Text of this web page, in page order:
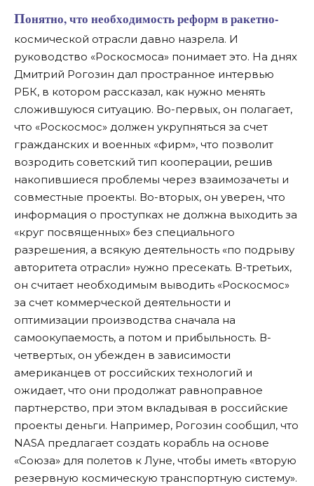
Понятно, что необходимость реформ в ракетно-
космической отрасли давно назрела. И
руководство «Роскосмоса» понимает это. На днях
Дмитрий Рогозин дал пространное интервью
РБК, в котором рассказал, как нужно менять
сложившуюся ситуацию. Во-первых, он полагает,
что «Роскосмос» должен укрупняться за счет
гражданских и военных «фирм», что позволит
возродить советский тип кооперации, решив
накопившиеся проблемы через взаимозачеты и
совместные проекты. Во-вторых, он уверен, что
информация о проступках не должна выходить за
«круг посвященных» без специального
разрешения, а всякую деятельность «по подрыву
авторитета отрасли» нужно пресекать. В-третьих,
он считает необходимым выводить «Роскосмос»
за счет коммерческой деятельности и
оптимизации производства сначала на
самоокупаемость, а потом и прибыльность. В-
четвертых, он убежден в зависимости
американцев от российских технологий и
ожидает, что они продолжат равноправное
партнерство, при этом вкладывая в российские
проекты деньги. Например, Рогозин сообщил, что
NASA предлагает создать корабль на основе
«Союза» для полетов к Луне, чтобы иметь «вторую
резервную космическую транспортную систему».